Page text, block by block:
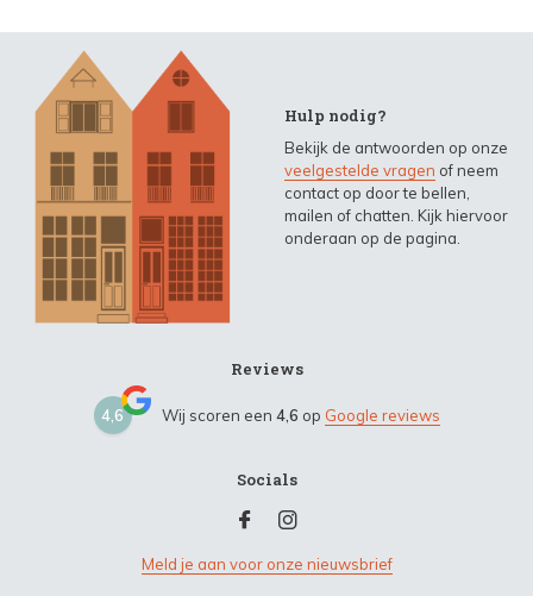
Hulp nodig?
Bekijk de antwoorden op onze
veelgestelde vragen of neem
contact op door te bellen,
mailen of chatten. Kijk hiervoor
onderaan op de pagina.
Reviews
4,6 Wij scoren een 4,6 op Google reviews
Socials
Meld je aan voor onze nieuwsbrief